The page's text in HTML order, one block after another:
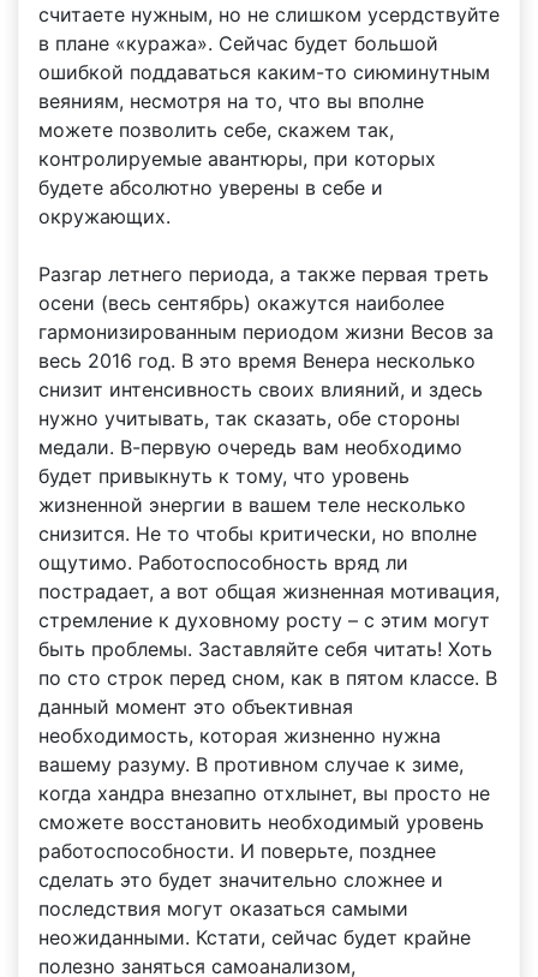
считаете нужным, но не слишком усердствуйте
в плане «куража». Сейчас будет большой
ошибкой поддаваться каким-то сиюминутным
веяниям, несмотря на то, что вы вполне
можете позволить себе, скажем так,
контролируемые авантюры, при которых
будете абсолютно уверены в себе и
окружающих.
Разгар летнего периода, а также первая треть
осени (весь сентябрь) окажутся наиболее
гармонизированным периодом жизни Весов за
весь 2016 год. В это время Венера несколько
снизит интенсивность своих влияний, и здесь
нужно учитывать, так сказать, обе стороны
медали. В-первую очередь вам необходимо
будет привыкнуть к тому, что уровень
жизненной энергии в вашем теле несколько
снизится. Не то чтобы критически, но вполне
ощутимо. Работоспособность вряд ли
пострадает, а вот общая жизненная мотивация,
стремление к духовному росту – с этим могут
быть проблемы. Заставляйте себя читать! Хоть
по сто строк перед сном, как в пятом классе. В
данный момент это объективная
необходимость, которая жизненно нужна
вашему разуму. В противном случае к зиме,
когда хандра внезапно отхлынет, вы просто не
сможете восстановить необходимый уровень
работоспособности. И поверьте, позднее
сделать это будет значительно сложнее и
последствия могут оказаться самыми
неожиданными. Кстати, сейчас будет крайне
полезно заняться самоанализом,